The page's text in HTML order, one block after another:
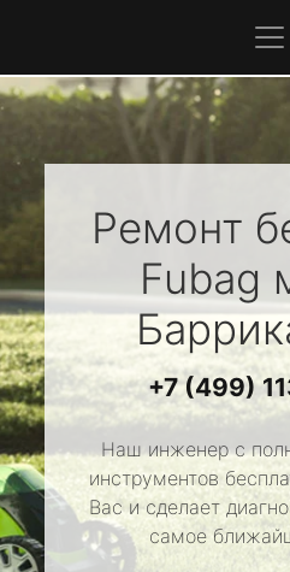
Ремонт
Fubag
+7 (499)
Наш инженер с
инструментов
Вас и сделает
самое